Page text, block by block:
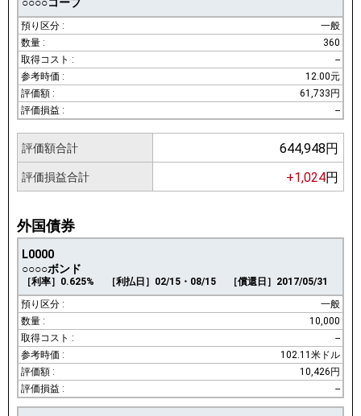
○○○○コープ
一般
360
--
12.00元
61,733円
--
評価額合計 644,948円
評価損益合計 +1,024円
外国債券
L0000
○○○○ボンド
［利率］0.625% ［利払日］02/15・08/15
［償還日］2017/05/31
一般
10,000
--
102.11米ドル
10,426円
--